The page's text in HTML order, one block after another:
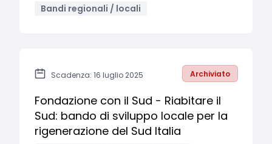
Bandi regionali / locali
Scadenza: 16 luglio 2025 Archiviato
Fondazione con il Sud - Riabitare il
Sud: bando di sviluppo locale per la
rigenerazione del Sud Italia